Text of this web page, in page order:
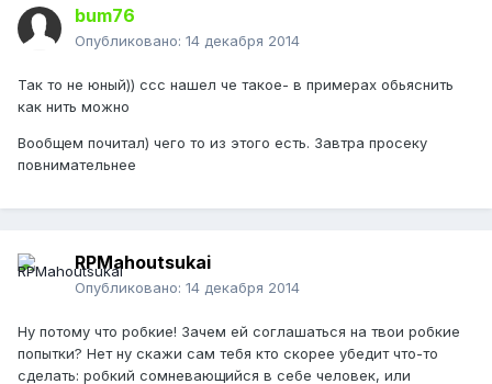
bum76
Опубликовано: 14 декабря 2014
Так то не юный)) ссс нашел че такое- в примерах обьяснить
как нить можно
Вообщем почитал) чего то из этого есть. Завтра просеку
повнимательнее
RPMahoutsukai
Опубликовано: 14 декабря 2014
Ну потому что робкие! Зачем ей соглашаться на твои робкие
попытки? Нет ну скажи сам тебя кто скорее убедит что-то
сделать: робкий сомневающийся в себе человек, или